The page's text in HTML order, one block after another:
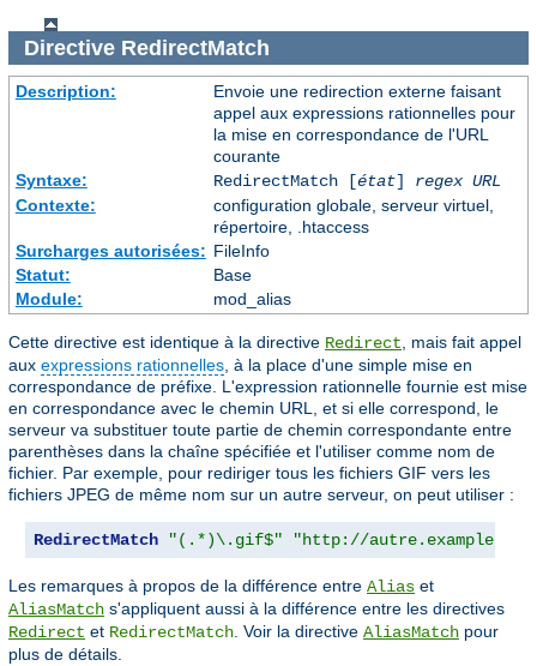
Directive RedirectMatch
Description:
Envoie une redirection externe faisant
appel aux expressions rationnelles pour
la mise en correspondance de l'URL
courante
Syntaxe:
RedirectMatch [état] regex URL
Contexte:
configuration globale, serveur virtuel,
répertoire, .htaccess
Surcharges autorisées: FileInfo
Statut:
Base
Module:
mod_alias
Cette directive est identique à la directive Redirect, mais fait appel
aux expressions rationnelles, à la place d'une simple mise en
correspondance de préfixe. L'expression rationnelle fournie est mise
en correspondance avec le chemin URL, et si elle correspond, le
serveur va substituer toute partie de chemin correspondante entre
parenthèses dans la chaîne spécifiée et l'utiliser comme nom de
fichier. Par exemple, pour rediriger tous les fichiers GIF vers les
fichiers JPEG de même nom sur un autre serveur, on peut utiliser :
RedirectMatch "(.*)\.gif$" "http://
Les remarques à propos de la différence entre Alias et
AliasMatch s'appliquent aussi à la différence entre les directives
Redirect et RedirectMatch. Voir la directive AliasMatch pour
plus de détails.